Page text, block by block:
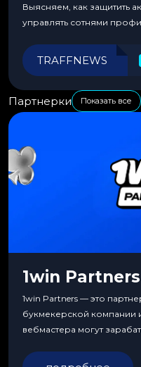
Выясняем, как защитить
управлять сотнями
эффективности.
TRAFFNEWS
Партнерки Показать все
1win Partners
1win Partners — это
букмекерской компании
вебмастера могут